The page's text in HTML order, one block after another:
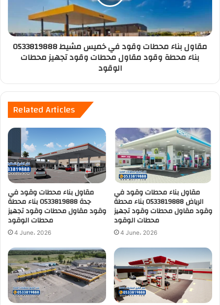
مقاول بناء محطات وقود في خميس مشيط 0533819888
بناء محطة وقود مقاول محطات وقود تجهيز محطات
الوقود
Related Articles
مقاول بناء محطات وقود في
جدة 0533819888 بناء محطة
وقود مقاول محطات وقود تجهيز
محطات الوقود
4 June، 2026
مقاول بناء محطات وقود في
الرياض 0533819888 بناء محطة
وقود مقاول محطات وقود تجهيز
محطات الوقود
4 June، 2026